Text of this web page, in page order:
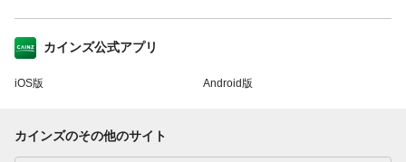
カインズ公式アプリ
iOS版 Android版
カインズのその他のサイト